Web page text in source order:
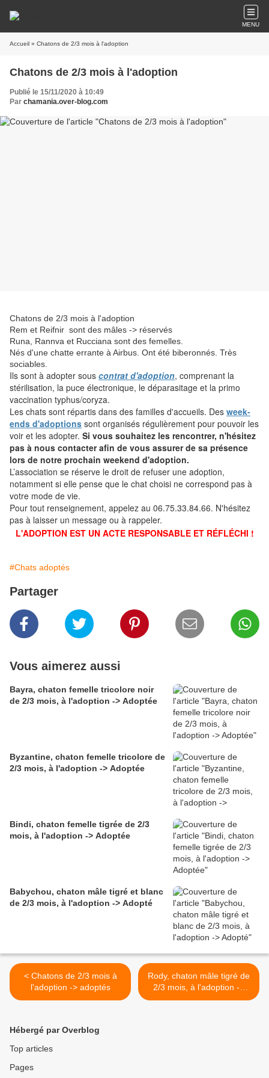
MENU
Accueil » Chatons de 2/3 mois à l'adoption
Chatons de 2/3 mois à l'adoption
Publié le 15/11/2020 à 10:49
Par chamania.over-blog.com
Chatons de 2/3 mois à l'adoption
Rem et Reifnir sont des mâles -> réservés
Runa, Rannva et Rucciana sont des femelles.
Nés d'une chatte errante à Airbus. Ont été biberonnés. Très
sociables.
Ils sont à adopter sous contrat d'adoption, comprenant la
stérilisation, la puce électronique, le déparasitage et la primo
vaccination typhus/coryza.
Les chats sont répartis dans des familles d'accueils. Des week-
ends d'adoptions sont organisés régulièrement pour pouvoir les
voir et les adopter. Si vous souhaitez les rencontrer, n'hésitez
pas à nous contacter afin de vous assurer de sa présence
lors de notre prochain weekend d'adoption.
L’association se réserve le droit de refuser une adoption,
notamment si elle pense que le chat choisi ne correspond pas à
votre mode de vie.
Pour tout renseignement, appelez au 06.75.33.84.66. N'hésitez
pas à laisser un message ou à rappeler.
L'ADOPTION EST UN ACTE RESPONSABLE ET RÉFLÉCHI !
#Chats adoptés
Partager
Vous aimerez aussi
Bayra, chaton femelle tricolore noir
de 2/3 mois, à l'adoption -> Adoptée
Byzantine, chaton femelle tricolore de
2/3 mois, à l'adoption -> Adoptée
Bindi, chaton femelle tigrée de 2/3
mois, à l'adoption -> Adoptée
Babychou, chaton mâle tigré et blanc
de 2/3 mois, à l'adoption -> Adopté
< Chatons de 2/3 mois à
l'adoption -> adoptés
Rody, chaton mâle tigré de
2/3 mois, à l'adoption ->
adopté >
Hébergé par Overblog
Top articles
Pages